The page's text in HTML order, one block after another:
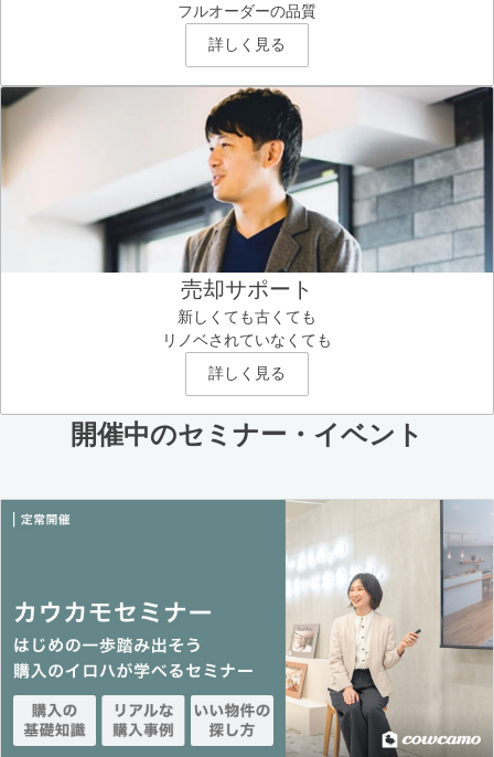
フルオーダーの品質
詳しく見る
売却サポート
新しくても古くても
リノベされていなくても
詳しく見る
開催中のセミナー・イベント